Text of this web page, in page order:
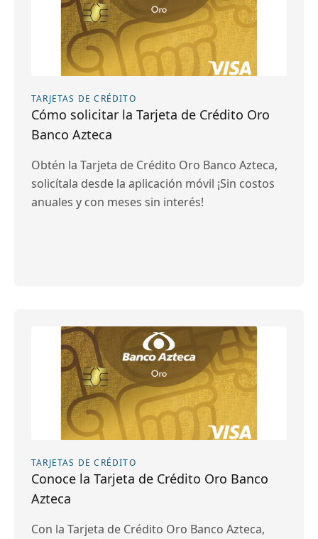
TARJETAS DE CRÉDITO
Cómo solicitar la Tarjeta de Crédito Oro
Banco Azteca
Obtén la Tarjeta de Crédito Oro Banco Azteca,
solicítala desde la aplicación móvil ¡Sin costos
anuales y con meses sin interés!
TARJETAS DE CRÉDITO
Conoce la Tarjeta de Crédito Oro Banco
Azteca
Con la Tarjeta de Crédito Oro Banco Azteca,